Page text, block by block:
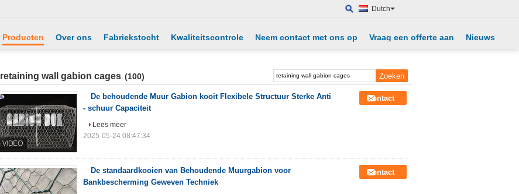
Dutch
Producten Over ons Fabriekstocht Kwaliteitscontrole Neem contact met ons op Vraag een offerte aan Nieuws
retaining wall gabion cages (100)
De behoudende Muur Gabion kooit Flexibele Structuur Sterke Anti
- schuur Capaciteit
Contact
Lees meer
2025-05-24 08:47:34
De standaardkooien van Behoudende Muurgabion voor
Bankbescherming Geweven Techniek
Contact